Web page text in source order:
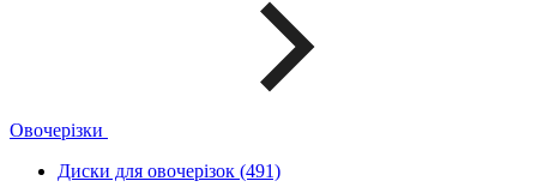
Овочерізки
Диски для овочерізок (491)